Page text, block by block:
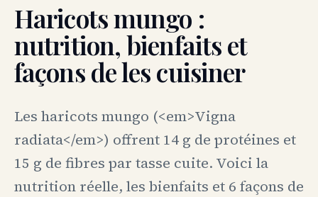
Haricots mungo :
nutrition, bienfaits et
façons de les cuisiner
Les haricots mungo (<em>Vigna
radiata</em>) offrent 14 g de protéines et
15 g de fibres par tasse cuite. Voici la
nutrition réelle, les bienfaits et 6 façons de